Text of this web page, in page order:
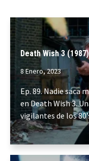
Death Wish 3 (1987)
8 Enero, 2023
Ep. 89. Nadie saca
en Death Wish 3.
vigilantes de los